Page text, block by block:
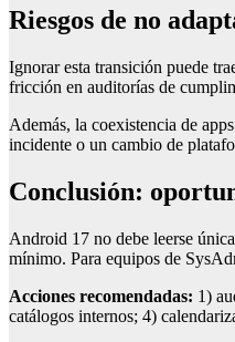
Riesgos de no
Ignorar esta transición puede
fricción en auditorías de
Además, la coexistencia de
incidente o un cambio de
Conclusión:
Android 17 no debe leerse
mínimo. Para equipos de
Acciones recomendadas: 1)
catálogos internos; 4)